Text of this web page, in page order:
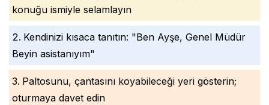
konuğu ismiyle selamlayın
Kendinizi kısaca tanıtın: "Ben Ayşe, Genel Müdür
Beyin asistanıyım"
Paltosunu, çantasını koyabileceği yeri gösterin;
oturmaya davet edin